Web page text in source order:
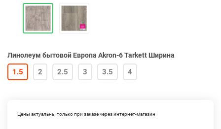
Линолеум бытовой Европа Akron-6 Tarkett Ширина
1.5 2 2.5 3 3.5 4
Цены актуальны только при заказе через интернет-магазин